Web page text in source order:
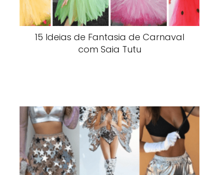
15 Ideias de Fantasia de Carnaval
com Saia Tutu